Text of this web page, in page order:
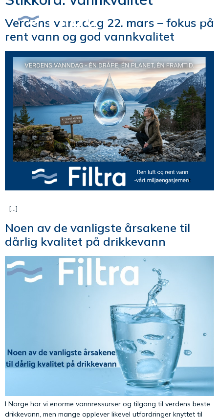
Verdens vanndag 22. mars – fokus på
rent vann og god vannkvalitet
[…]
Noen av de vanligste årsakene til
dårlig kvalitet på drikkevann
I Norge har vi enorme vannressurser og tilgang til verdens beste
drikkevann, men mange opplever likevel utfordringer knyttet til